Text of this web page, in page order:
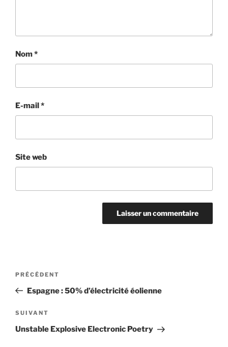
Nom*
E-mail*
Site web
Navigation
l’article
Article
précédent
PRÉCÉDENT
Espagne : 50% d’électricité éolienne
Article
suivant
SUIVANT
Unstable Explosive Electronic Poetry